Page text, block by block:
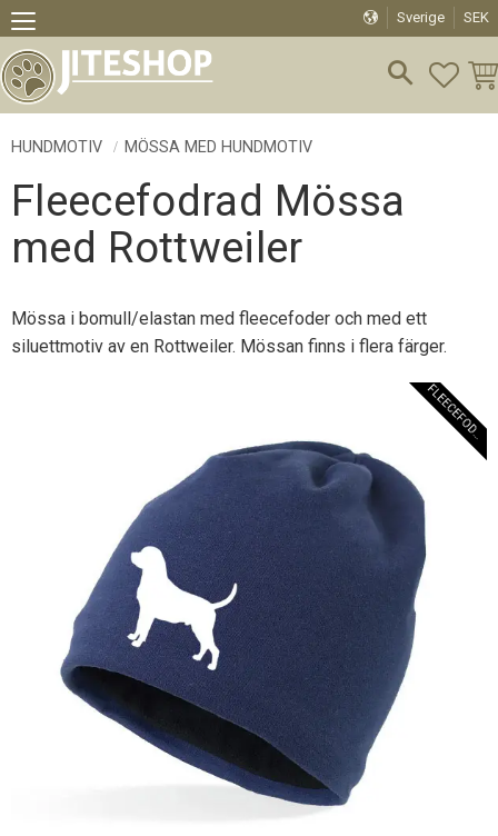
Meny
Sverige SEK
HUNDMOTIV MÖSSA MED HUNDMOTIV
Fleecefodrad Mössa
med Rottweiler
Mössa i bomull/elastan med fleecefoder och med ett
siluettmotiv av en Rottweiler. Mössan finns i flera färger.
F
L
E
E
C
E
F
O
D
E
R